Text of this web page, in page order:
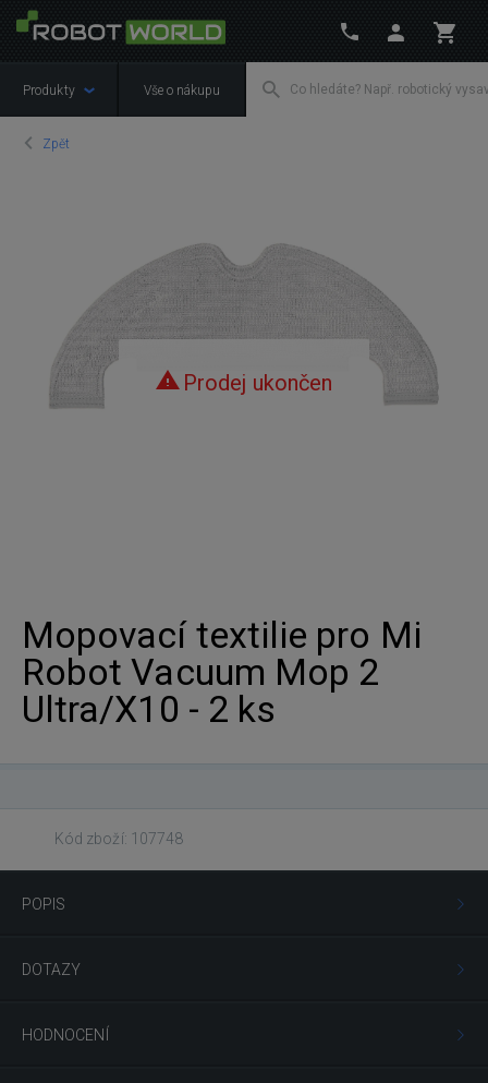
Produkty Vše o nákupu
Zpět
Prodej ukončen
Mopovací textilie pro Mi
Robot Vacuum Mop 2
Ultra/X10 - 2 ks
Kód zboží: 107748
POPIS
DOTAZY
HODNOCENÍ